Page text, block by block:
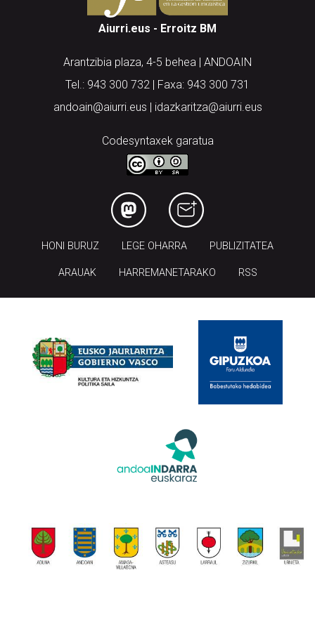
Aiurri.eus - Erroitz BM
Arantzibia plaza, 4-5 behea | ANDOAIN
Tel.: 943 300 732 | Faxa: 943 300 731
andoain@aiurri.eus | idazkaritza@aiurri.eus
Codesyntaxek garatua
HONI BURUZ LEGE OHARRA PUBLIZITATEA
ARAUAK HARREMANETARAKO RSS